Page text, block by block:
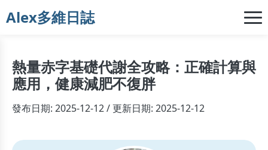
Alex多維日誌
熱量赤字基礎代謝全攻略：正確計算與
應用，健康減肥不復胖
發布日期: 2025-12-12 / 更新日期: 2025-12-12